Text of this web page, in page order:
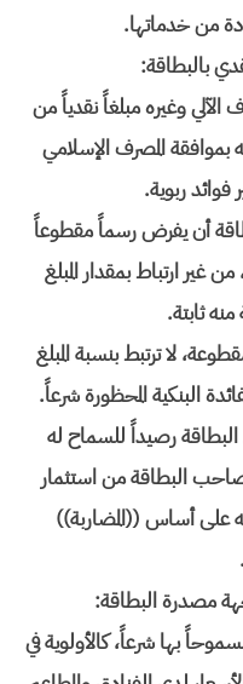
من خدماتها.
وغيره مبلغاً نقدياً من
المصرف الإسلامي
فوائد ربوية.
أن يفرض رسماً مقطوعاً
ارتباط بمقدار المبلغ
ثابتة.
لا ترتبط بنسبة المبلغ
البنكية المحظورة شرعاً.
رصيداً للسماح له
البطاقة من استثمار
على أساس ((المضاربة))
بها شرعاً، كالأولوية في